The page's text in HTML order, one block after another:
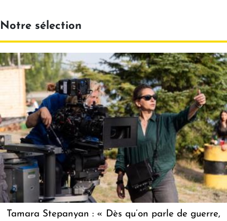
Notre sélection
Tamara Stepanyan : « Dès qu’on parle de guerre,